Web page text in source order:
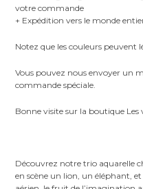
votre commande
+ Expédition vers le monde
Notez que les couleurs peuvent
Vous pouvez nous envoyer un
commande spéciale.
Bonne visite sur la boutique Les
Découvrez notre trio aquarelle
en scène un lion, un éléphant,